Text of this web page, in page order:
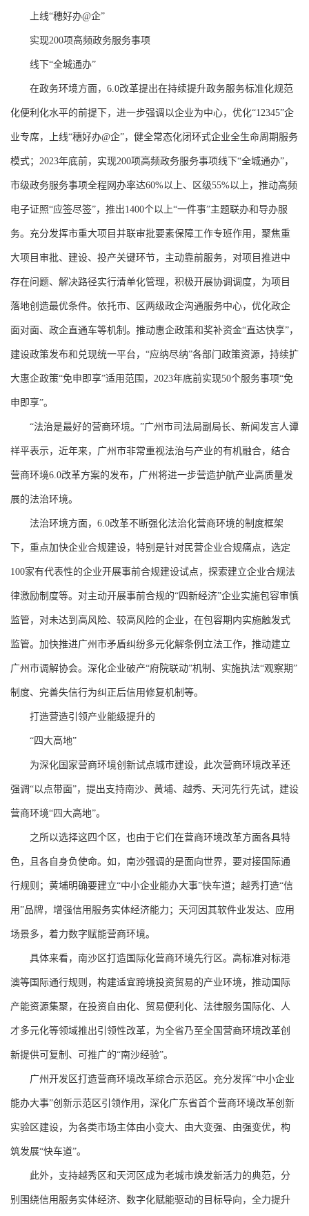
上线“穗好办@企”
实现200项高频政务服务事项
线下“全城通办”
在政务环境方面，6.0改革提出在持续提升政务服务标准化规范
化便利化水平的前提下，进一步强调以企业为中心，优化“12345”企
业专席，上线“穗好办@企”，健全常态化闭环式企业全生命周期服务
模式；2023年底前，实现200项高频政务服务事项线下“全城通办”，
市级政务服务事项全程网办率达60%以上、区级55%以上，推动高频
电子证照“应签尽签”，推出1400个以上“一件事”主题联办和导办服
务。充分发挥市重大项目并联审批要素保障工作专班作用，聚焦重
大项目审批、建设、投产关键环节，主动靠前服务，对项目推进中
存在问题、解决路径实行清单化管理，积极开展协调调度，为项目
落地创造最优条件。依托市、区两级政企沟通服务中心，优化政企
面对面、政企直通车等机制。推动惠企政策和奖补资金“直达快享”，
建设政策发布和兑现统一平台，“应纳尽纳”各部门政策资源，持续扩
大惠企政策“免申即享”适用范围，2023年底前实现50个服务事项“免
申即享”。
“法治是最好的营商环境。”广州市司法局副局长、新闻发言人谭
祥平表示，近年来，广州市非常重视法治与产业的有机融合，结合
营商环境6.0改革方案的发布，广州将进一步营造护航产业高质量发
展的法治环境。
法治环境方面，6.0改革不断强化法治化营商环境的制度框架
下，重点加快企业合规建设，特别是针对民营企业合规痛点，选定
100家有代表性的企业开展事前合规建设试点，探索建立企业合规法
律激励制度等。对主动开展事前合规的“四新经济”企业实施包容审慎
监管，对未达到高风险、较高风险的企业，在包容期内实施触发式
监管。加快推进广州市矛盾纠纷多元化解条例立法工作，推动建立
广州市调解协会。深化企业破产“府院联动”机制、实施执法“观察期”
制度、完善失信行为纠正后信用修复机制等。
打造营造引领产业能级提升的
“四大高地”
为深化国家营商环境创新试点城市建设，此次营商环境改革还
强调“以点带面”，提出支持南沙、黄埔、越秀、天河先行先试，建设
营商环境“四大高地”。
之所以选择这四个区，也由于它们在营商环境改革方面各具特
色，且各自身负使命。如，南沙强调的是面向世界，要对接国际通
行规则；黄埔明确要建立“中小企业能办大事”快车道；越秀打造“信
用”品牌，增强信用服务实体经济能力；天河因其软件业发达、应用
场景多，着力数字赋能营商环境。
具体来看，南沙区打造国际化营商环境先行区。高标准对标港
澳等国际通行规则，构建适宜跨境投资贸易的产业环境，推动国际
产能资源集聚，在投资自由化、贸易便利化、法律服务国际化、人
才多元化等领域推出引领性改革，为全省乃至全国营商环境改革创
新提供可复制、可推广的“南沙经验”。
广州开发区打造营商环境改革综合示范区。充分发挥“中小企业
能办大事”创新示范区引领作用，深化广东省首个营商环境改革创新
实验区建设，为各类市场主体由小变大、由大变强、由强变优，构
筑发展“快车道”。
此外，支持越秀区和天河区成为老城市焕发新活力的典范，分
别围绕信用服务实体经济、数字化赋能驱动的目标导向，全力提升